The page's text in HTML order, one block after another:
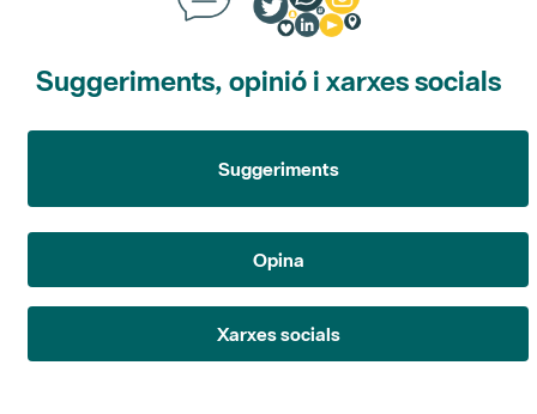
Suggeriments, opinió i xarxes socials
Suggeriments
Opina
Xarxes socials